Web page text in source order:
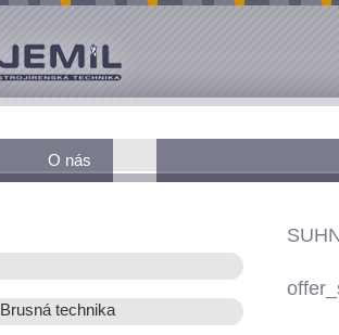
O nás
Brusná technika